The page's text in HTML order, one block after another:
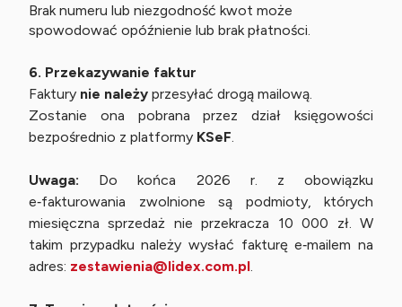
Brak numeru lub niezgodność kwot może
spowodować opóźnienie lub brak płatności.
6. Przekazywanie faktur
Faktury nie należy przesyłać drogą mailową.
Zostanie ona pobrana przez dział księgowości
bezpośrednio z platformy KSeF.
Uwaga: Do końca 2026 r. z obowiązku
e‑fakturowania zwolnione są podmioty, których
miesięczna sprzedaż nie przekracza 10 000 zł. W
takim przypadku należy wysłać fakturę e‑mailem na
adres: zestawienia@lidex.com.pl.